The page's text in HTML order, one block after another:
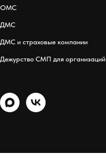
ОМС
ДМС
ДМС и страховые компании
Дежурство СМП для организаций